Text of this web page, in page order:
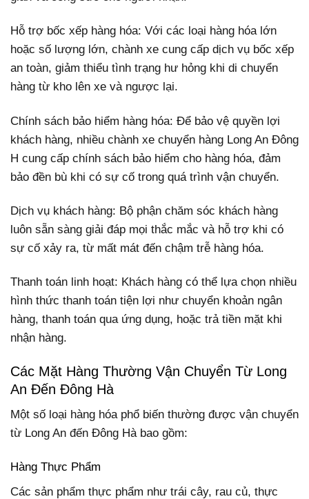
Hỗ trợ bốc xếp hàng hóa: Với các loại hàng hóa lớn
hoặc số lượng lớn, chành xe cung cấp dịch vụ bốc xếp
an toàn, giảm thiểu tình trạng hư hỏng khi di chuyển
hàng từ kho lên xe và ngược lại.
Chính sách bảo hiểm hàng hóa: Để bảo vệ quyền lợi
khách hàng, nhiều chành xe chuyển hàng Long An Đông
H cung cấp chính sách bảo hiểm cho hàng hóa, đảm
bảo đền bù khi có sự cố trong quá trình vận chuyển.
Dịch vụ khách hàng: Bộ phận chăm sóc khách hàng
luôn sẵn sàng giải đáp mọi thắc mắc và hỗ trợ khi có
sự cố xảy ra, từ mất mát đến chậm trễ hàng hóa.
Thanh toán linh hoạt: Khách hàng có thể lựa chọn nhiều
hình thức thanh toán tiện lợi như chuyển khoản ngân
hàng, thanh toán qua ứng dụng, hoặc trả tiền mặt khi
nhận hàng.
Các Mặt Hàng Thường Vận Chuyển Từ Long
An Đến Đông Hà
Một số loại hàng hóa phổ biến thường được vận chuyển
từ Long An đến Đông Hà bao gồm:
Hàng Thực Phẩm
Các sản phẩm thực phẩm như trái cây, rau củ, thực